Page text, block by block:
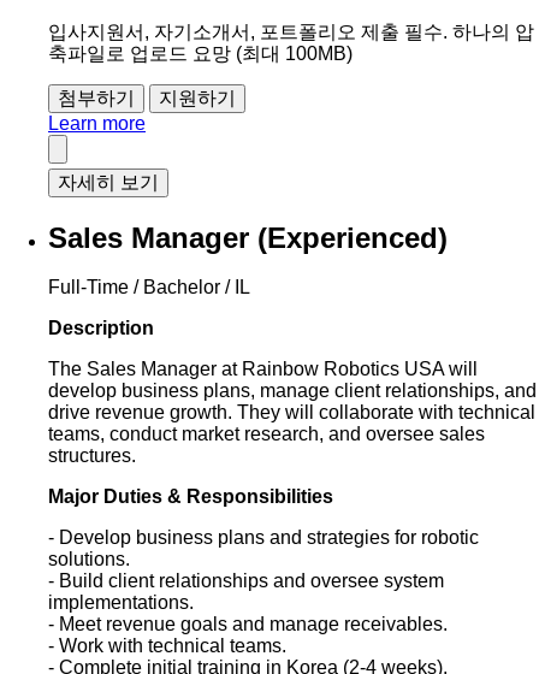
입사지원서, 자기소개서, 포트폴리오 제출 필수. 하나의 압
축파일로 업로드 요망 (최대 100MB)
첨부하기
Learn more
자세히 보기
Sales Manager (Experienced)
Full-Time / Bachelor / IL
Description
The Sales Manager at Rainbow Robotics USA will
develop business plans, manage client relationships, and
drive revenue growth. They will collaborate with technical
teams, conduct market research, and oversee sales
structures.
Major Duties & Responsibilities
- Develop business plans and strategies for robotic
solutions.
- Build client relationships and oversee system
implementations.
- Meet revenue goals and manage receivables.
- Work with technical teams.
- Complete initial training in Korea (2-4 weeks).